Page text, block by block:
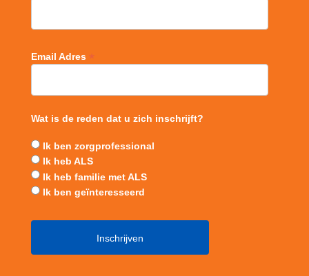
Email Adres *
Wat is de reden dat u zich inschrijft?
Ik ben zorgprofessional
Ik heb ALS
Ik heb familie met ALS
Ik ben geïnteresseerd